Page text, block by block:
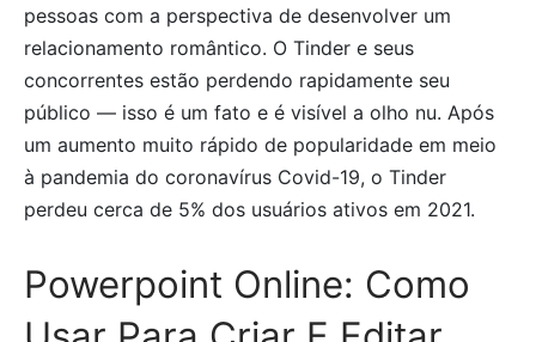
pessoas com a perspectiva de desenvolver um
relacionamento romântico. O Tinder e seus
concorrentes estão perdendo rapidamente seu
público — isso é um fato e é visível a olho nu. Após
um aumento muito rápido de popularidade em meio
à pandemia do coronavírus Covid-19, o Tinder
perdeu cerca de 5% dos usuários ativos em 2021.
Powerpoint Online: Como